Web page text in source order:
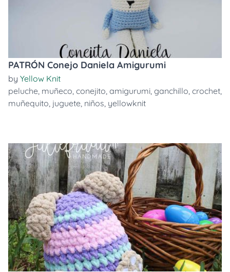
PATRÓN Conejo Daniela Amigurumi
by Yellow Knit
peluche, muñeco, conejito, amigurumi, ganchillo, crochet,
muñequito, juguete, niños, yellowknit